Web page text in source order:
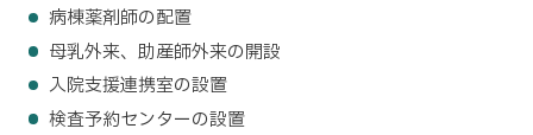
病棟薬剤師の配置
母乳外来、助産師外来の開設
入院支援連携室の設置
検査予約センターの設置